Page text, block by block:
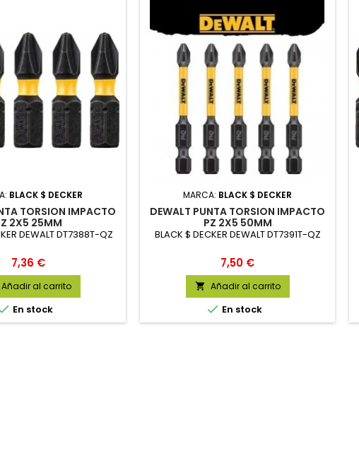
BLACK $ DECKER
TORSION IMPACTO
2X5 25MM
DEWALT DT7388T-QZ
Precio
7,36 €
Añadir al carrito
En stock
MARCA: BLACK $ DECKER
DEWALT PUNTA TORSION IMPACTO
PZ 2X5 50MM
BLACK $ DECKER DEWALT DT7391T-QZ
Precio
7,50 €
 Añadir al carrito
 En stock